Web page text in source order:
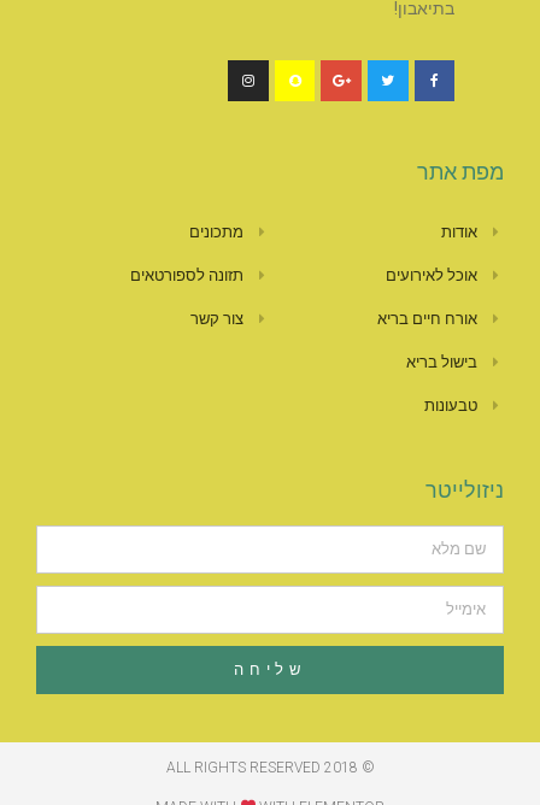
בתיאבון!
מפת אתר
אודות
אוכל לאירועים
אורח חיים בריא
בישול בריא
טבעונות
מתכונים
תזונה לספורטאים
צור קשר
ניזולייטר
שליחה
© 2018 ALL RIGHTS RESERVED​